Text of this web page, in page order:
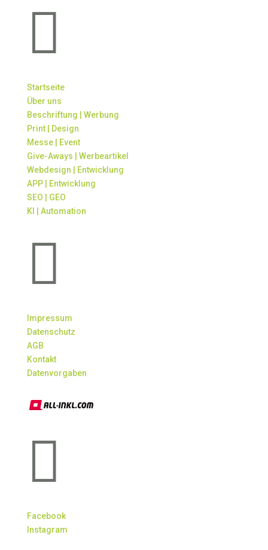

Startseite
Über uns
Beschriftung | Werbung
Print | Design
Messe | Event
Give-Aways | Werbeartikel
Webdesign | Entwicklung
APP | Entwicklung
SEO | GEO
KI | Automation

Impressum
Datenschutz
AGB
Kontakt
Datenvorgaben

Facebook
Instagram